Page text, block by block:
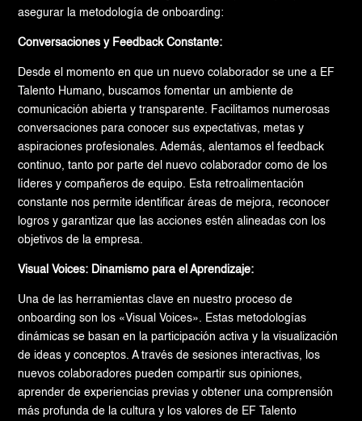
asegurar la metodología de onboarding:
Conversaciones y Feedback Constante:
Desde el momento en que un nuevo colaborador se une a EF
Talento Humano, buscamos fomentar un ambiente de
comunicación abierta y transparente. Facilitamos numerosas
conversaciones para conocer sus expectativas, metas y
aspiraciones profesionales. Además, alentamos el feedback
continuo, tanto por parte del nuevo colaborador como de los
líderes y compañeros de equipo. Esta retroalimentación
constante nos permite identificar áreas de mejora, reconocer
logros y garantizar que las acciones estén alineadas con los
objetivos de la empresa.
Visual Voices: Dinamismo para el Aprendizaje:
Una de las herramientas clave en nuestro proceso de
onboarding son los «Visual Voices». Estas metodologías
dinámicas se basan en la participación activa y la visualización
de ideas y conceptos. A través de sesiones interactivas, los
nuevos colaboradores pueden compartir sus opiniones,
aprender de experiencias previas y obtener una comprensión
más profunda de la cultura y los valores de EF Talento